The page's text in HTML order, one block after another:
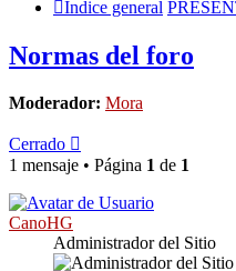
Índice general
Normas del foro
Moderador: Mora
Cerrado
1 mensaje • Página 1 de 1
CanoHG
Administrador del Sitio